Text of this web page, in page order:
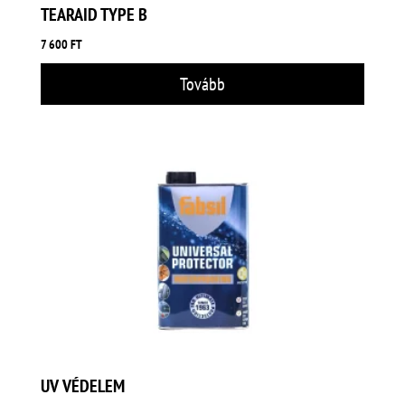
TEARAID TYPE B
7 600FT
Tovább
UV VÉDELEM